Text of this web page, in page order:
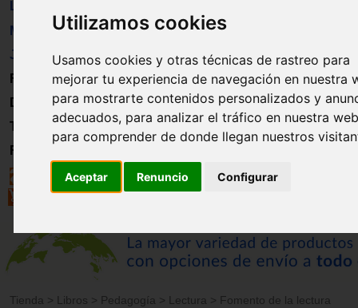
Utilizamos cookies
Usamos cookies y otras técnicas de rastreo para
mejorar tu experiencia de navegación en nuestra
para mostrarte contenidos personalizados y
adecuados, para analizar el tráfico en nuestra
para comprender de donde llegan nuestros
Aceptar Renuncio Configurar
Libros
Material
Juguetes
Formación
Directorio
Trabajo
Registro
Tienda > Libros > Pedagogía > Lectura > Fomento de la lectura